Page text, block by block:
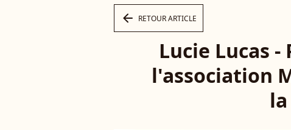
arrow_left RETOUR ARTICLE
Lucie Lucas
l'association